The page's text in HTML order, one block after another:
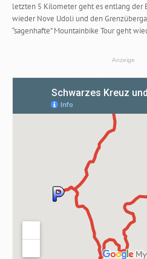
letzten 5 Kilometer geht es entlang der
wieder Nove Udoli und den
“sagenhafte” Mountainbike Tour geht
Anzeige